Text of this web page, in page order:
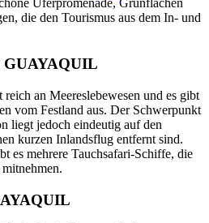
Uferpromenade, Grünflächen
die den Tourismus aus dem In- und
an Meereslebewesen und es gibt
vom Festland aus. Der Schwerpunkt
liegt jedoch eindeutig auf den
kurzen Inlandsflug entfernt sind.
es mehrere Tauchsafari-Schiffe, die